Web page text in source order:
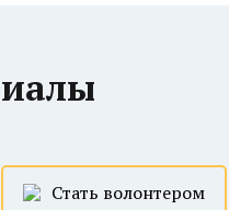
Стать волонтером